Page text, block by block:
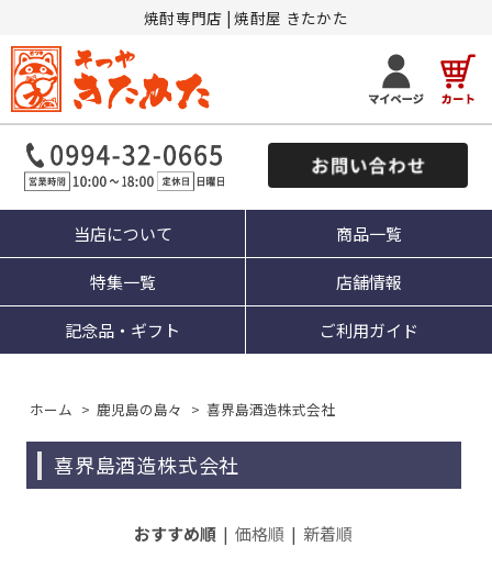
焼酎専門店 | 焼酎屋 きたかた
当店について 商品一覧
特集一覧 店舗情報
記念品・ギフト ご利用ガイド
ホーム > 鹿児島の島々 > 喜界島酒造株式会社
喜界島酒造株式会社
おすすめ順 |価格順 | 新着順